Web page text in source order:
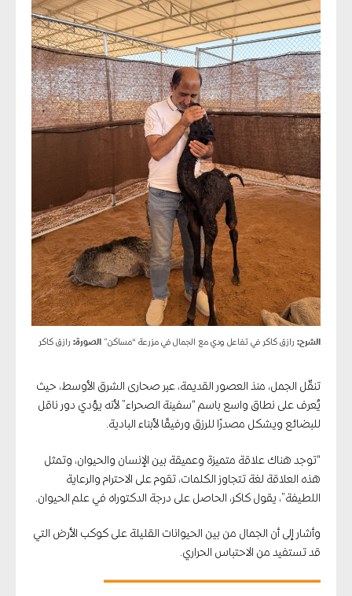
الشرح: رازق كاكر في تفاعل ودي مع الجمال في مزرعة “مساكن” الصورة: رازق كاكر
تنقّل الجمل، منذ العصور القديمة، عبر صحارى الشرق الأوسط، حيث
يُعرف على نطاق واسع باسم “سفينة الصحراء” لأنه يؤدي دور ناقل
للبضائع ويشكل مصدرًا للرزق ورفيقًا لأبناء البادية.
“توجد هناك علاقة متميزة وعميقة بين الإنسان والحيوان، وتمثل
هذه العلاقة لغة تتجاوز الكلمات، تقوم على الاحترام والرعاية
اللطيفة”، يقول كاكر، الحاصل على درجة الدكتوراه في علم الحيوان.
وأشار إلى أن الجمال من بين الحيوانات القليلة على كوكب الأرض التي
قد تستفيد من الاحتباس الحراري.